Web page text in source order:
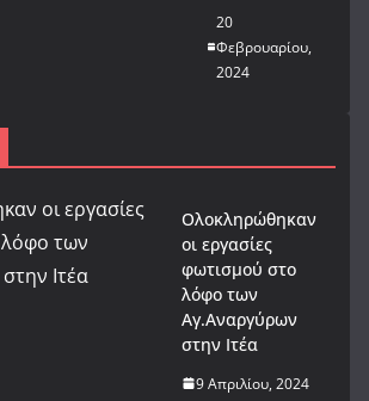
20
Φεβρουαρίου,
2024
Ολοκληρώθηκαν
οι εργασίες
φωτισμού στο
λόφο των
Αγ.Αναργύρων
στην Ιτέα
9 Απριλίου, 2024